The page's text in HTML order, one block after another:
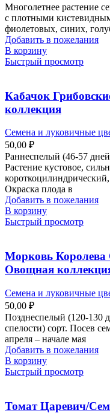
Многолетнее растение
с плотными
фиолетовых, синих,
Добавить в пожелания
В корзину
Быстрый просмотр
Кабачок
коллекция
Семена и луковичные
50,00 ₽
Раннеспелый (46-57 дней
Растение кустовое,
Окраска плода в
Добавить в пожелания
В корзину
Быстрый просмотр
Морковь Королева
Овощная
Семена и луковичные
50,00 ₽
Позднеспелый (120-130
спелости) сорт. Посев
апреля – начале мая
Добавить в пожелания
В корзину
Быстрый просмотр
Томат Царевич/